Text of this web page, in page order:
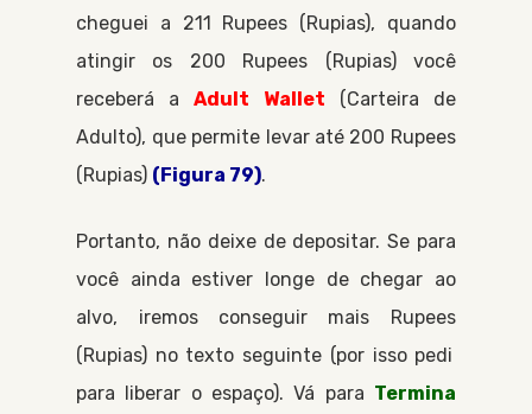
cheguei a 211 Rupees Rupias , quando
atingir os 200 Rupees Rupias você
receberá aAdult Wallet
Carteira de
Adulto , que permite levar até 200 Rupees
Rupias (Figura 79).
Portanto, não deixe de depositar. Se para
você ainda estiver longe de chegar ao
alvo, iremos conseguir mais Rupees
Rupias
no texto seguinte (por isso pedi
para liberar o espaço). Vá para Termina